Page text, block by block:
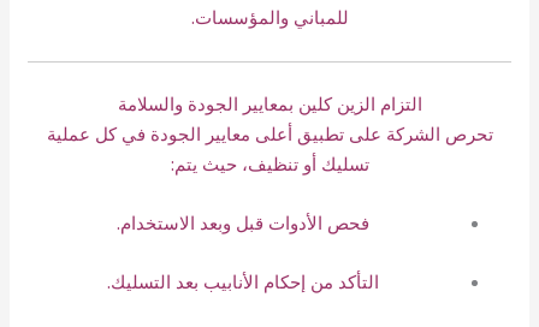
للمباني والمؤسسات.
التزام الزين كلين بمعايير الجودة والسلامة
تحرص الشركة على تطبيق أعلى معايير الجودة في كل عملية
تسليك أو تنظيف، حيث يتم:
فحص الأدوات قبل وبعد الاستخدام.
التأكد من إحكام الأنابيب بعد التسليك.